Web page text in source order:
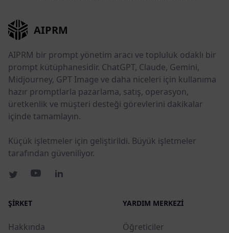
AIPRM
AIPRM bir prompt yönetim aracı ve topluluk odaklı bir
prompt kütüphanesidir. ChatGPT, Claude, Gemini,
Midjourney, GPT Image ve daha niceleri için kullanıma
hazır promptlarla pazarlama, satış, operasyon,
üretkenlik ve müşteri desteği görevlerini dakikalar
içinde tamamlayın.
Küçük işletmeler için geliştirildi. Büyük işletmeler
tarafından güveniliyor.
ŞIRKET
Hakkında
YARDIM MERKEZI
Öğreticiler